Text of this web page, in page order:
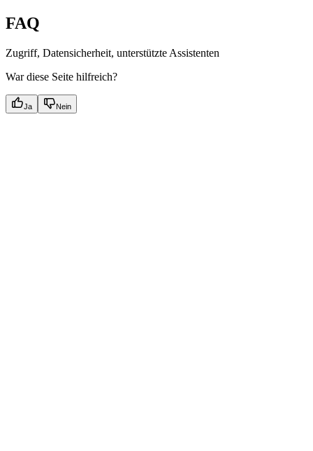
FAQ
Zugriff, Datensicherheit, unterstützte Assistenten
War diese Seite hilfreich?
Ja Nein